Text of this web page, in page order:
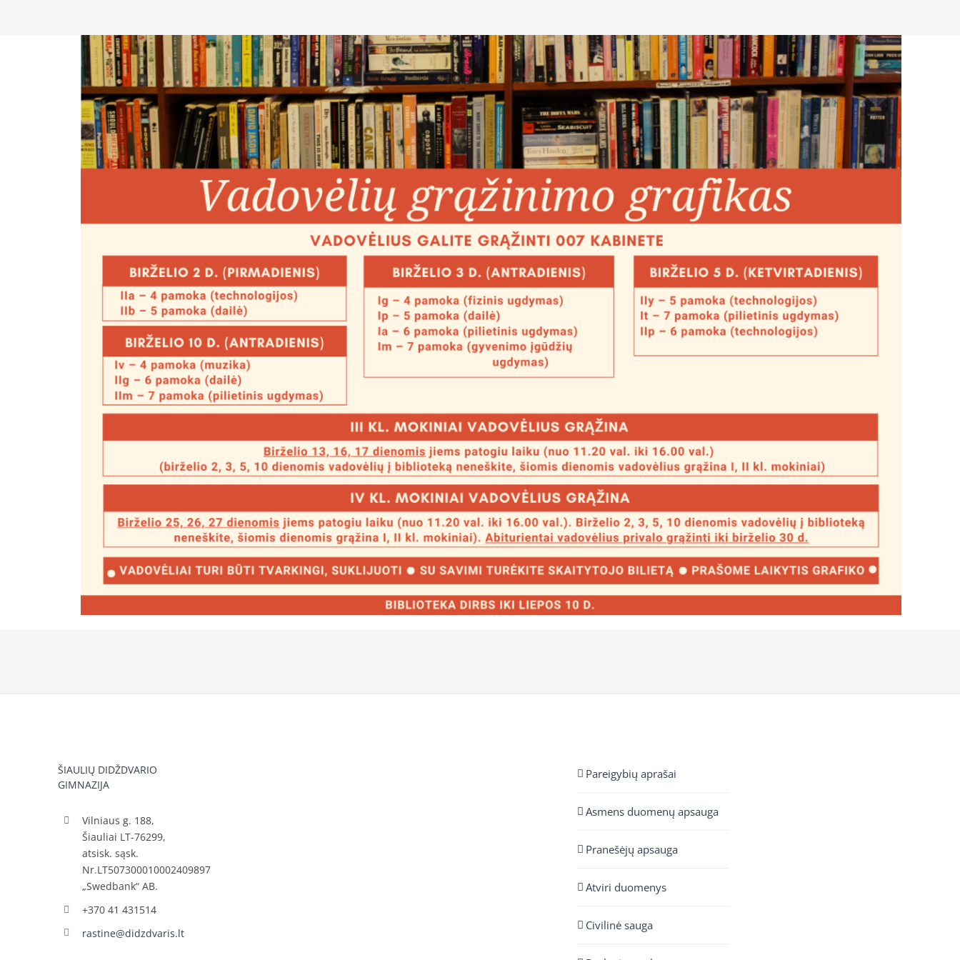
ŠIAULIŲ DIDŽDVARIO
GIMNAZIJA
Vilniaus g. 188,
Šiauliai LT-76299,
atsisk. sąsk.
Nr.LT507300010002409897
„Swedbank“ AB.
+370 41 431514
rastine@didzdvaris.lt
Pareigybių aprašai
Asmens duomenų apsauga
Pranešėjų apsauga
Atviri duomenys
Civilinė sauga